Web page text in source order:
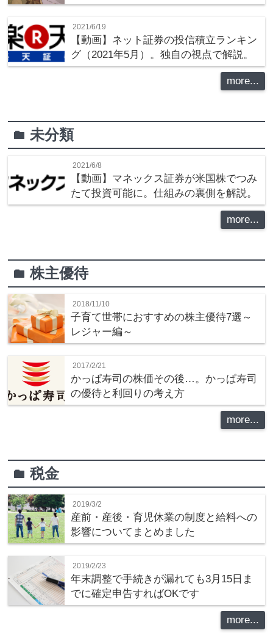
2021/6/19
【動画】ネット証券の投信積立ランキン
グ（2021年5月）。独自の視点で解説。
more...
folder未分類
2021/6/8
【動画】マネックス証券が米国株でつみ
たて投資可能に。仕組みの裏側を解説。
more...
folder株主優待
2018/11/10
子育て世帯におすすめの株主優待7選～
レジャー編～
2017/2/21
かっぱ寿司の株価その後…。かっぱ寿司
の優待と利回りの考え方
more...
folder税金
2019/3/2
産前・産後・育児休業の制度と給料への
影響についてまとめました
2019/2/23
年末調整で手続きが漏れても3月15日ま
でに確定申告すればOKです
more...